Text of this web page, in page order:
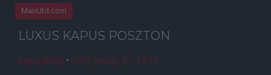
ManUtd.com
LUXUS KAPUS POSZTON
Balog Attila • 2011. január. 07. 14:17